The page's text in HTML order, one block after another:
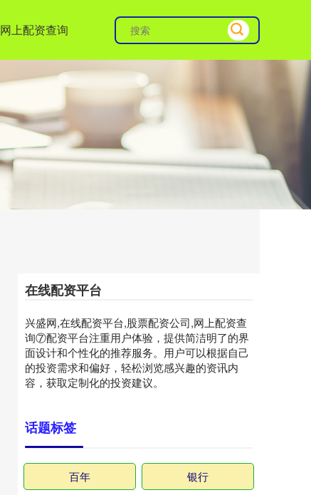
网上配资查询
在线配资平台
兴盛网,在线配资平台,股票配资公司,网上配资查
询⑦配资平台注重用户体验，提供简洁明了的界
面设计和个性化的推荐服务。用户可以根据自己
的投资需求和偏好，轻松浏览感兴趣的资讯内
容，获取定制化的投资建议。
话题标签
百年 银行